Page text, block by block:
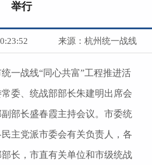
举行
来源：杭州统一战线
一战线“同心共富”工程推进活
委、统战部部长朱建明出席会
部长盛春霞主持会议。市委统
主党派市委会有关负责人，各
长，市直有关单位和市级统战